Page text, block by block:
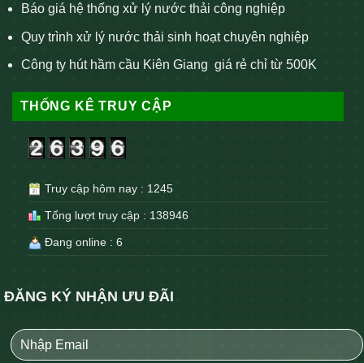
Báo giá hệ thống xử lý nước thải công nghiệp
Quy trình xử lý nước thải sinh hoạt chuyên nghiệp
Công ty hút hầm cầu Kiên Giang giá rẻ chỉ từ 500K
THỐNG KÊ TRUY CẬP
Truy cập hôm nay : 1245
Tổng lượt truy cập : 138946
Đang online : 6
ĐĂNG KÝ NHẬN ƯU ĐÃI